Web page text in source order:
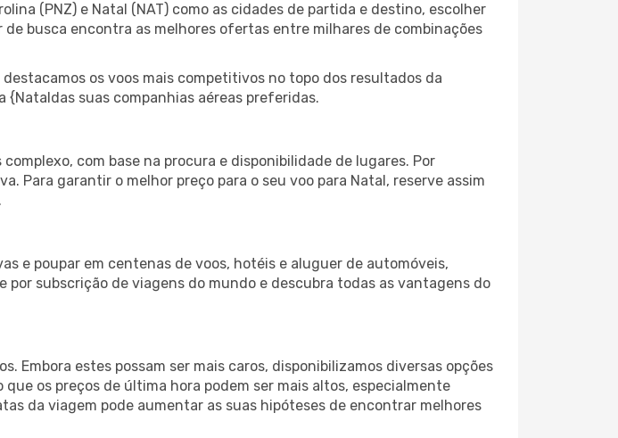
(PNZ) e Natal (NAT) como as cidades de partida e destino, escolher
busca encontra as melhores ofertas entre milhares de combinações
os voos mais competitivos no topo dos resultados da
{Nataldas suas companhias aéreas preferidas.
com base na procura e disponibilidade de lugares. Por
Para garantir o melhor preço para o seu voo para Natal, reserve assim
e poupar em centenas de voos, hotéis e aluguer de automóveis,
subscrição de viagens do mundo e descubra todas as vantagens do
Embora estes possam ser mais caros, disponibilizamos diversas opções
os preços de última hora podem ser mais altos, especialmente
da viagem pode aumentar as suas hipóteses de encontrar melhores